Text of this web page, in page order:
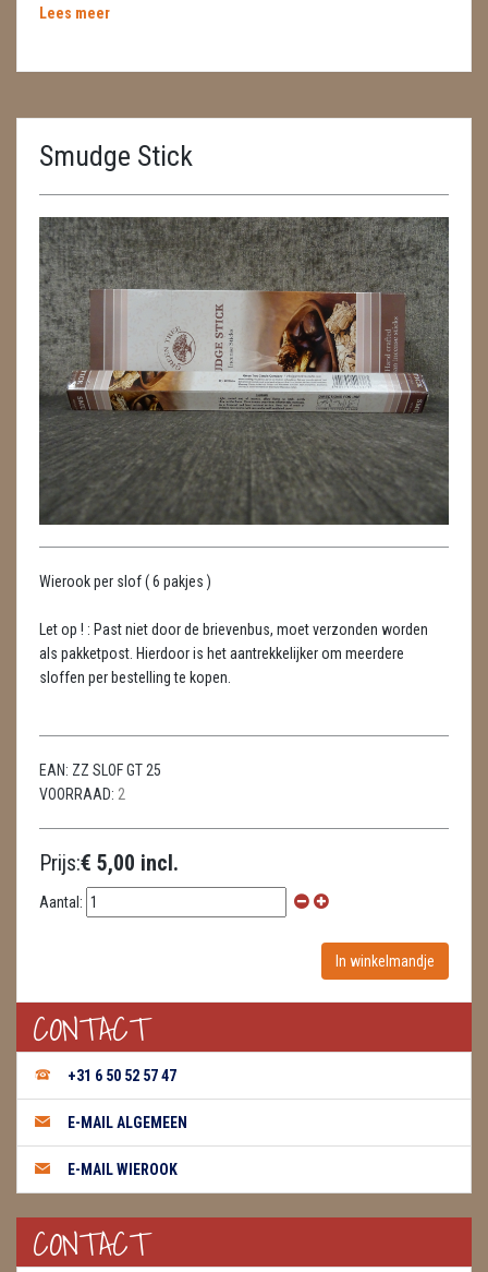
CADEAUBONNEN
DIERTJES
DIVERSE
ENGELEN
GEODE 'S / STANDAARDS
GESLEPEN STENEN
HANGERS
HARTEN
HUISREINIGING
KAARSEN
MASSAGE
METEORIETEN
READING EN PERSOONLIJK ADVIES
SCHEDELS / SKULLS
SPECIALE STUKKEN
TELEFOON KOORDEN
VLINDERS
WIEROOK, OLIE & TOEBEHOREN
WIEROOK
WIEROOK GREEN TREE
WIEROOK HEM / DARSHAN
WIEROOK KEGELS
Lees meer
Smudge Stick
Wierook per slof ( 6 pakjes )
Let op ! : Past niet door de brievenbus, moet verzonden worden
als pakketpost. Hierdoor is het aantrekkelijker om meerdere
sloffen per bestelling te kopen.
EAN: ZZ SLOF GT 25
VOORRAAD: 2
Prijs:€ 5,00 incl.
Aantal:
CONTACT
+31 6 50 52 57 47
E-MAIL ALGEMEEN
E-MAIL WIEROOK
CONTACT